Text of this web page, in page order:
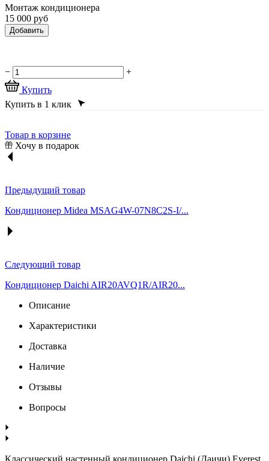
Монтаж кондиционера
15 000 руб
Добавить
−
+
Купить
Купить в 1 клик
Товар в корзине
Хочу в подарок
Предыдущий товар
Кондиционер Midea MSAG4W-07N8C2S-I/...
Следующий товар
Кондиционер Daichi AIR20AVQ1R/AIR20...
Описание
Характеристики
Доставка
Наличие
Отзывы
Вопросы
Классический настенный кондиционер Daichi (Даичи) Everest